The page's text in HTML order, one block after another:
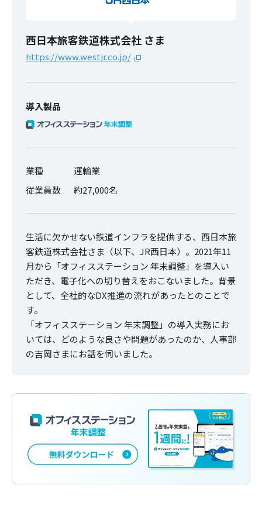
西日本旅客鉄道株式会社 さま
https://www.westjr.co.jp/
導入製品
業種
運輸業
従業員数
約27,000名
生活に欠かせない鉄道インフラを提供する、西日本旅
客鉄道株式会社さま（以下、JR西日本）。2021年11
月から「オフィスステーション 年末調整」を導入い
ただき、電子化への切り替えをおこないました。背景
として、全社的なDX推進の流れがあったとのことで
す。
「オフィスステーション 年末調整」の導入実務にお
いては、どのような良さや問題があったのか、人事部
の吉岡さまにお話を伺いました。